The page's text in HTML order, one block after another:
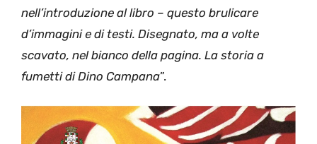
nell’introduzione al libro – questo brulicare
d’immagini e di testi. Disegnato, ma a volte
scavato, nel bianco della pagina. La storia a
fumetti di Dino Campana”.